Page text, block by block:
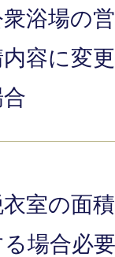
浴場の
容に変
衣室の面
場合必要